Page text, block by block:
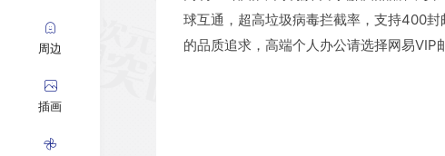
周边
插画
球互通，超高垃圾病毒拦截率，支持400
的品质追求，高端个人办公请选择网易VIP